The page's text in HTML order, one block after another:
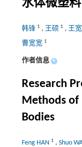
水体微塑
韩锋 1 , 王硕 1 , 王宽
曹宽宽 1
作者信息 +
Research
Methods of
Bodies
Feng HAN 1 , Shuo